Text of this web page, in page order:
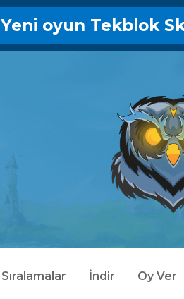
Yeni oyun Tekblok
Sıralamalar İndir Oy Ver